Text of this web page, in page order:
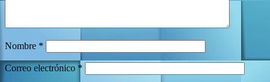
Nombre *
Correo electrónico *